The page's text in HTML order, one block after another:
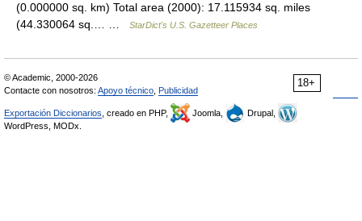
(0.000000 sq. km) Total area (2000): 17.115934 sq. miles
(44.330064 sq.… …
StarDict's U.S. Gazetteer Places
18+
© Academic, 2000-2026
Contacte con nosotros: Apoyo técnico Publicidad
Exportación Diccionarios , creado en PHP, Joomla,
Drupal,
WordPress, MODx.